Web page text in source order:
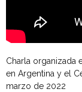
Charla organizada
en Argentina y el
marzo de 2022